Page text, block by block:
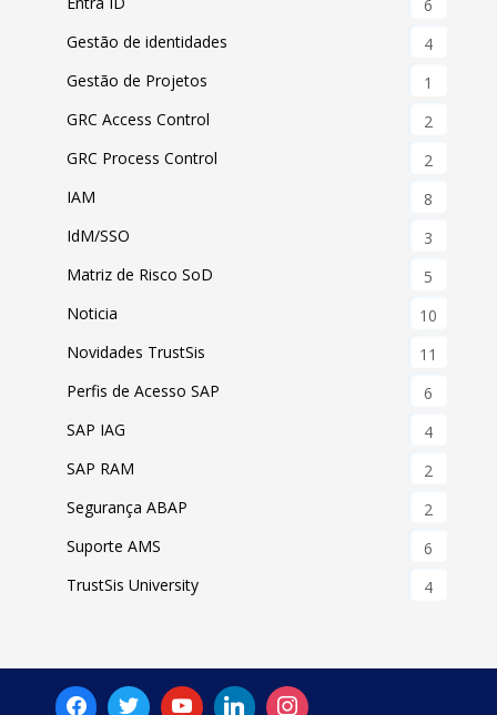
6
Gestão de identidades
4
Gestão de Projetos
1
GRC Access Control
2
GRC Process Control
2
IAM
8
IdM/SSO
3
Matriz de Risco SoD
5
Noticia
10
Novidades TrustSis
11
Perfis de Acesso SAP
6
SAP IAG
4
SAP RAM
2
Segurança ABAP
2
Suporte AMS
6
TrustSis University
4